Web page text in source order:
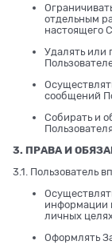
отдельным
настоящего
Удалять или
сообщений
Собирать и
3. ПРАВА И
3.1. Пользователь
информации
личных
Оформлять